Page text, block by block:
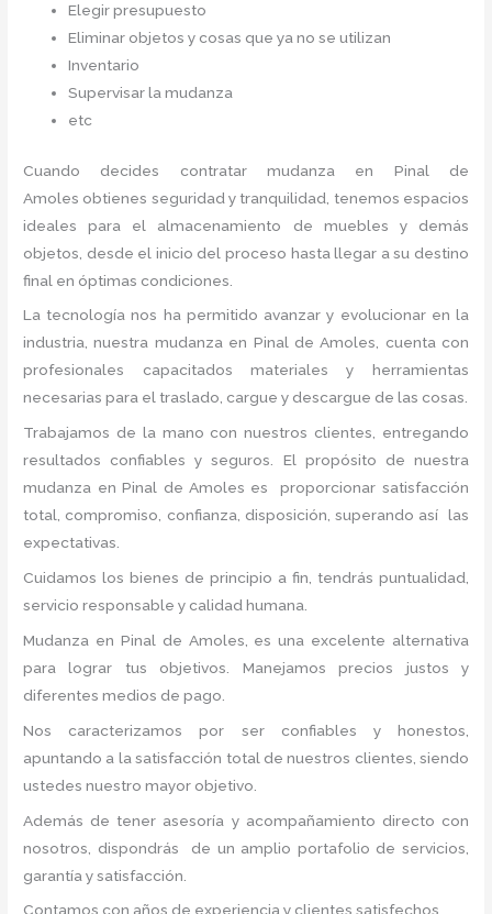
Elegir presupuesto
Eliminar objetos y cosas que ya no se utilizan
Inventario
Supervisar la mudanza
etc
Cuando decides contratar mudanza en Pinal de
Amoles obtienes seguridad y tranquilidad, tenemos espacios
ideales para el almacenamiento de muebles y demás
objetos, desde el inicio del proceso hasta llegar a su destino
final en óptimas condiciones.
La tecnología nos ha permitido avanzar y evolucionar en la
industria, nuestra mudanza en Pinal de Amoles, cuenta con
profesionales capacitados materiales y herramientas
necesarias para el traslado, cargue y descargue de las cosas.
Trabajamos de la mano con nuestros clientes, entregando
resultados confiables y seguros. El propósito de nuestra
mudanza en Pinal de Amoles es proporcionar satisfacción
total, compromiso, confianza, disposición, superando así las
expectativas.
Cuidamos los bienes de principio a fin, tendrás puntualidad,
servicio responsable y calidad humana.
Mudanza en Pinal de Amoles, es una excelente alternativa
para lograr tus objetivos. Manejamos precios justos y
diferentes medios de pago.
Nos caracterizamos por ser confiables y honestos,
apuntando a la satisfacción total de nuestros clientes, siendo
ustedes nuestro mayor objetivo.
Además de tener asesoría y acompañamiento directo con
nosotros, dispondrás de un amplio portafolio de servicios,
garantía y satisfacción.
Contamos con años de experiencia y clientes satisfechos.